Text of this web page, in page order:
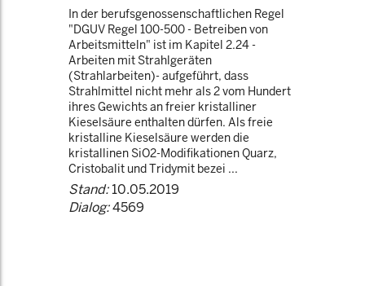
In der berufsgenossenschaftlichen Regel
"DGUV Regel 100-500 - Betreiben von
Arbeitsmitteln" ist im Kapitel 2.24 -
Arbeiten mit Strahlgeräten
(Strahlarbeiten)- aufgeführt, dass
Strahlmittel nicht mehr als 2 vom Hundert
ihres Gewichts an freier kristalliner
Kieselsäure enthalten dürfen. Als freie
kristalline Kieselsäure werden die
kristallinen SiO2-Modifikationen Quarz,
Cristobalit und Tridymit bezei ...
Stand:10.05.2019
Dialog:4569